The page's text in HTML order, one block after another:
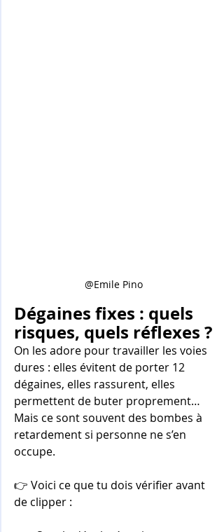
@Emile Pino
Dégaines fixes : quels
risques, quels réflexes ?
On les adore pour travailler les voies
dures : elles évitent de porter 12
dégaines, elles rassurent, elles
permettent de buter proprement…
Mais ce sont souvent des bombes à
retardement si personne ne s’en
occupe.
👉 Voici ce que tu dois vérifier avant
de clipper :